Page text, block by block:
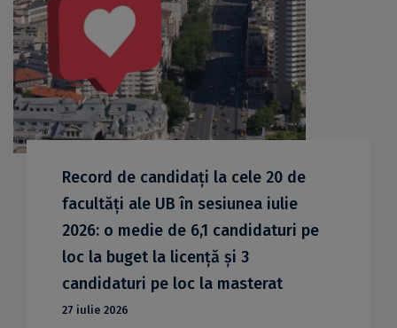
Record de candidați la cele 20 de
facultăți ale UB în sesiunea iulie
2026: o medie de 6,1 candidaturi pe
loc la buget la licență și 3
candidaturi pe loc la masterat
27 iulie 2026